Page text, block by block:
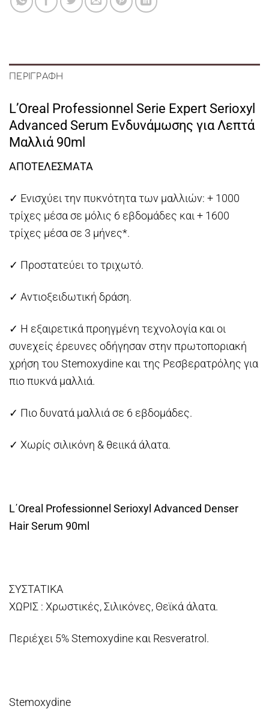
ΠΕΡΙΓΡΑΦΉ
L’Oreal Professionnel Serie Expert Serioxyl
Advanced Serum Ενδυνάμωσης για Λεπτά
Μαλλιά 90ml
ΑΠΟΤΕΛΕΣΜΑΤΑ
✓ Ενισχύει την πυκνότητα των μαλλιών: + 1000
τρίχες μέσα σε μόλις 6 εβδομάδες και + 1600
τρίχες μέσα σε 3 μήνες*.
✓ Προστατεύει το τριχωτό.
✓ Αντιοξειδωτική δράση.
✓ Η εξαιρετικά προηγμένη τεχνολογία και οι
συνεχείς έρευνες οδήγησαν στην πρωτοποριακή
χρήση του Stemoxydine και της Ρεσβερατρόλης για
πιο πυκνά μαλλιά.
✓ Πιο δυνατά μαλλιά σε 6 εβδομάδες.
✓ Χωρίς σιλικόνη & θειικά άλατα.
L΄Oreal Professionnel Serioxyl Advanced Denser
Hair Serum 90ml
ΣΥΣΤΑΤΙΚΑ
ΧΩΡΙΣ : Χρωστικές, Σιλικόνες, Θεϊκά άλατα.
Περιέχει 5% Stemoxydine και Resveratrol.
Stemoxydine